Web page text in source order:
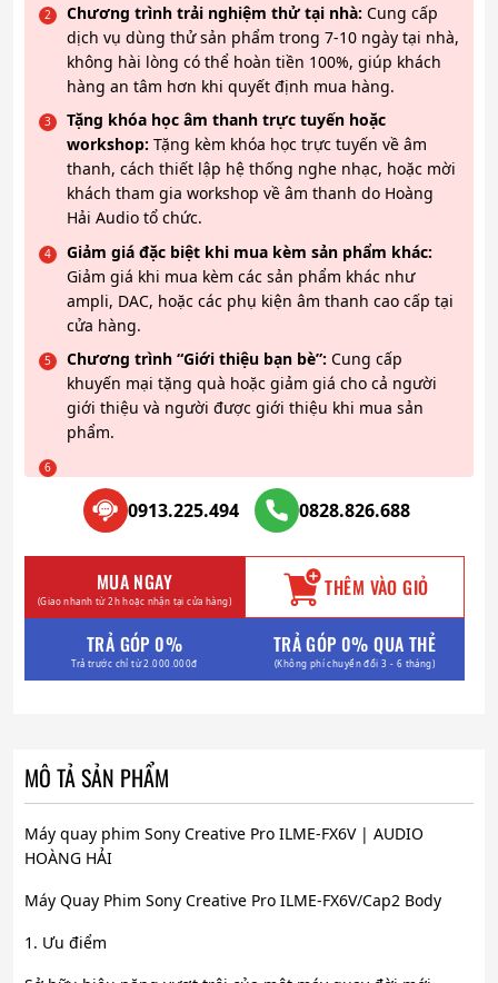
Chương trình trải nghiệm thử tại nhà: Cung cấp
dịch vụ dùng thử sản phẩm trong 7-10 ngày tại nhà,
không hài lòng có thể hoàn tiền 100%, giúp khách
hàng an tâm hơn khi quyết định mua hàng.
Tặng khóa học âm thanh trực tuyến hoặc
workshop: Tặng kèm khóa học trực tuyến về âm
thanh, cách thiết lập hệ thống nghe nhạc, hoặc mời
khách tham gia workshop về âm thanh do Hoàng
Hải Audio tổ chức.
Giảm giá đặc biệt khi mua kèm sản phẩm khác:
Giảm giá khi mua kèm các sản phẩm khác như
ampli, DAC, hoặc các phụ kiện âm thanh cao cấp tại
cửa hàng.
Chương trình “Giới thiệu bạn bè”: Cung cấp
khuyến mại tặng quà hoặc giảm giá cho cả người
giới thiệu và người được giới thiệu khi mua sản
phẩm.
0913.225.494 0828.826.688
MUA NGAY
(Giao nhanh từ 2h hoặc nhận tại cửa hàng) THÊM VÀO GIỎ
TRẢ GÓP 0%
Trả trước chỉ từ 2.000.000đ
TRẢ GÓP 0% QUA THẺ
(Không phí chuyển đổi 3 - 6 tháng)
MÔ TẢ SẢN PHẨM
Máy quay phim Sony Creative Pro ILME-FX6V | AUDIO
HOÀNG HẢI
Máy Quay Phim Sony Creative Pro ILME-FX6V/Cap2 Body
1. Ưu điểm